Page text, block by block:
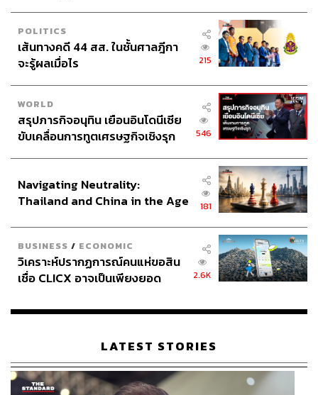
POLITICS
เส้นทางคดี 44 สส. ในชั้นศาลฎีกา
จะรู้ผลเมื่อไร
215
WORLD
สรุปภารกิจอนุทิน เยือนอินโดนีเซีย
ขับเคลื่อนการทูตเศรษฐกิจเชิงรุก
546
Navigating Neutrality:
Thailand and China in the Age
181
BUSINESS / ECONOMIC
วิเคราะห์ปรากฏการณ์คนแห่ขอสิน
เชื่อ CLICX อาจเป็นเพียงยอด
เรือนไทยที่ถูกซุกไว้
2.6K
LATEST STORIES